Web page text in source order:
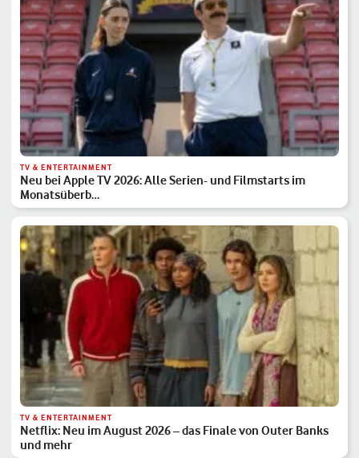
TV & ENTERTAINMENT
Neu bei Apple TV 2026: Alle Serien- und Filmstarts im
Monatsüberb…
TV & ENTERTAINMENT
Netflix: Neu im August 2026 – das Finale von Outer Banks
und mehr